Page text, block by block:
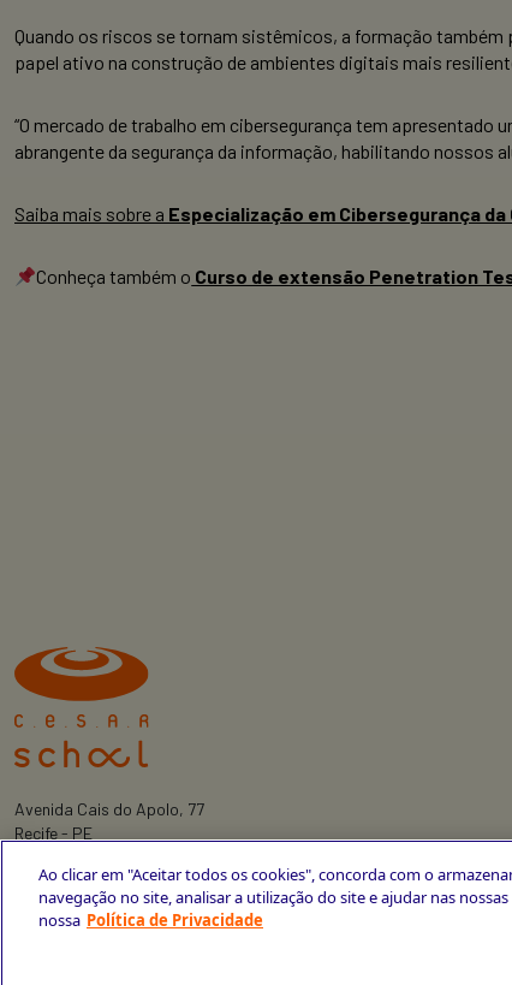
Quando os riscos se tornam sistêmicos, a formação também
papel ativo na construção de ambientes digitais mais
“O mercado de trabalho em cibersegurança tem
abrangente da segurança da informação, habilitando nossos
Saiba mais sobre a Especialização em Cibersegurança da
Conheça também o Curso de extensão Penetration
Avenida Cais do Apolo, 77
Recife - PE
+55 81 3419-6700
Ao clicar em "Aceitar todos os cookies", concorda com o
navegação no site, analisar a utilização do site e ajudar nas
nossa Política de Privacidade